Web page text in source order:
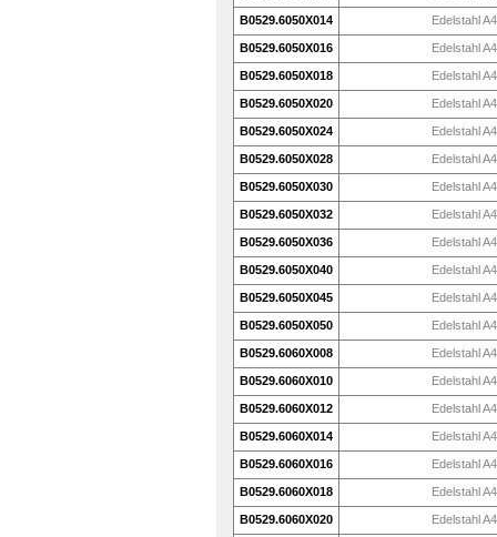
B0529.6050X014 Edelstahl A4
B0529.6050X016 Edelstahl A4
B0529.6050X018 Edelstahl A4
B0529.6050X020 Edelstahl A4
B0529.6050X024 Edelstahl A4
B0529.6050X028 Edelstahl A4
B0529.6050X030 Edelstahl A4
B0529.6050X032 Edelstahl A4
B0529.6050X036 Edelstahl A4
B0529.6050X040 Edelstahl A4
B0529.6050X045 Edelstahl A4
B0529.6050X050 Edelstahl A4
B0529.6060X008 Edelstahl A4
B0529.6060X010 Edelstahl A4
B0529.6060X012 Edelstahl A4
B0529.6060X014 Edelstahl A4
B0529.6060X016 Edelstahl A4
B0529.6060X018 Edelstahl A4
B0529.6060X020 Edelstahl A4